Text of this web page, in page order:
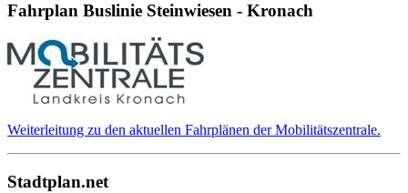
Fahrplan Buslinie Steinwiesen - Kronach
Weiterleitung zu den aktuellen Fahrplänen der Mobilitätszentrale.
Stadtplan.net